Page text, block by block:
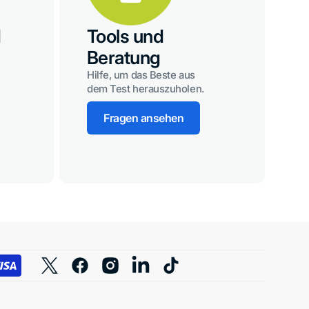
Tools und
Beratung
Hilfe, um das Beste aus
dem Test herauszuholen.
Fragen ansehen
TwitterFacebookInstagram TikTok